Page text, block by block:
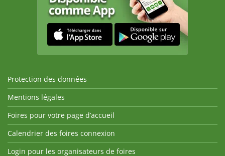
Protection des données
Mentions légales
Foires pour votre page d’accueil
Calendrier des foires connexion
Login pour les organisateurs de foires